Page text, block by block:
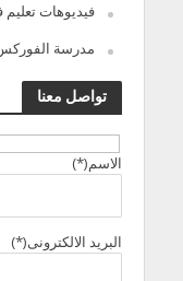
فيديوهات
مدرسة
تواصل معنا
الاسم(*)
البريد الالكترونى(*)